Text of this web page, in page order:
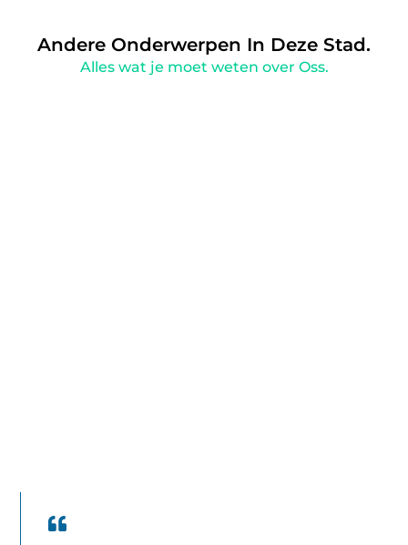
Andere Onderwerpen In Deze Stad.
Alles wat je moet weten over Oss.